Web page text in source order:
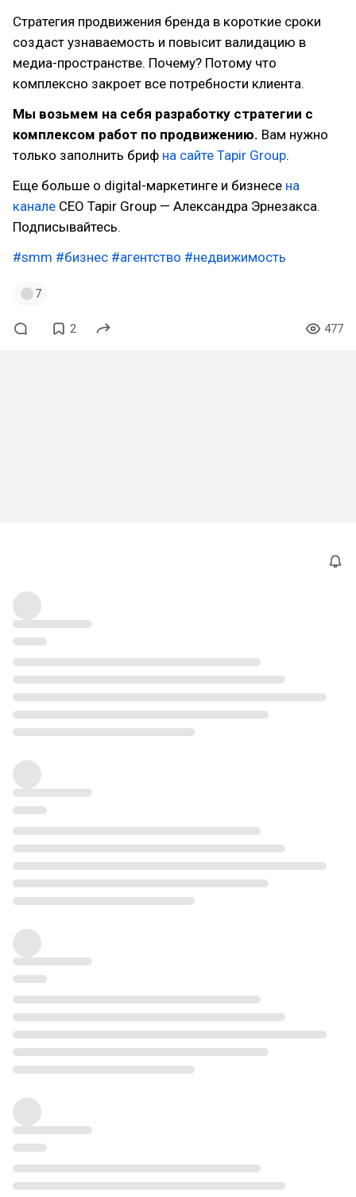
Стратегия продвижения бренда в короткие сроки
создаст узнаваемость и повысит валидацию в
медиа-пространстве. Почему? Потому что
комплексно закроет все потребности клиента.
Мы возьмем на себя разработку стратегии с
комплексом работ по продвижению. Вам нужно
только заполнить бриф на сайте Tapir Group.
Еще больше о digital-маркетинге и бизнесе на
канале CEO Tapir Group — Александра Эрнезакса.
Подписывайтесь.
#smm #бизнес #агентство #недвижимость
7
2 477